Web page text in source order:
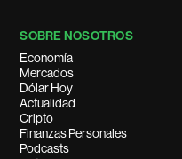
SOBRE NOSOTROS
Economía
Mercados
Dólar Hoy
Actualidad
Cripto
Finanzas Personales
Podcasts